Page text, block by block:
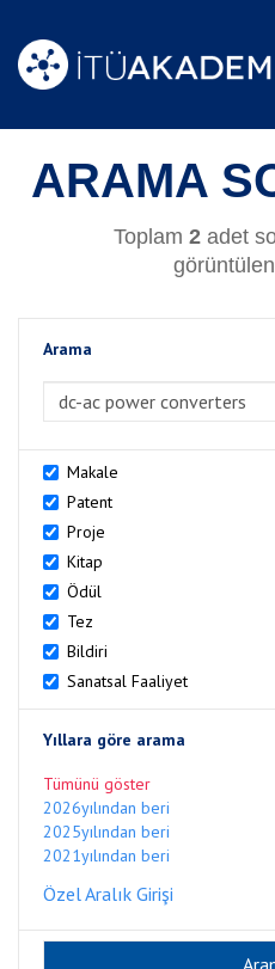
ARAMA
Toplam 2adet
Arama
Makale
Patent
Proje
Kitap
Ödül
Tez
Bildiri
Sanatsal Faaliyet
Yıllara göre arama
Tümünü göster
2026yılından beri
2025yılından beri
2021yılından beri
Özel Aralık Girişi